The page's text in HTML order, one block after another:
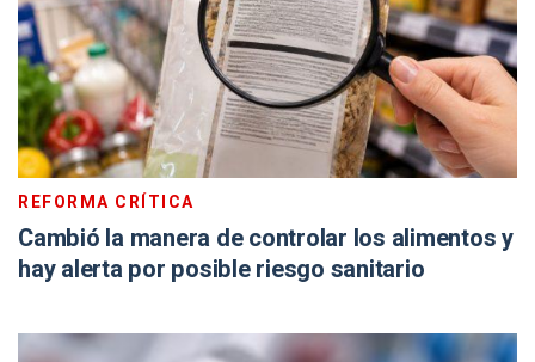
REFORMA CRÍTICA
Cambió la manera de controlar los alimentos y
hay alerta por posible riesgo sanitario